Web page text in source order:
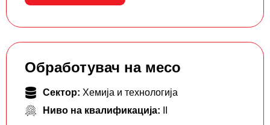
Обработувач на месо
Сектор: Хемија и технологија
Ниво на квалификација: